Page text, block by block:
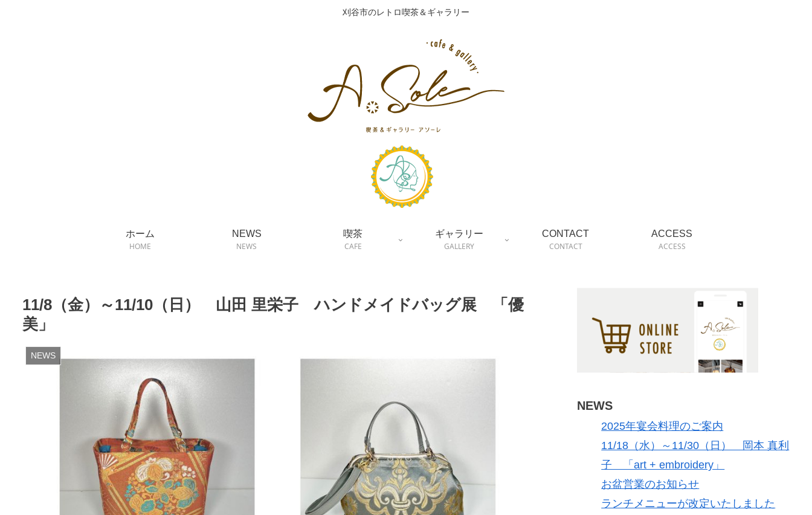
刈谷市のレトロ喫茶＆ギャラリー
ホーム
HOME
NEWS
NEWS
喫茶
CAFE
ギャラリー
GALLERY
CONTACT
CONTACT
ACCESS
ACCESS
11/8（金）～11/10（日） 山田 里栄子 ハンドメイドバッグ展 「優
美」
NEWS
NEWS
2025年宴会料理のご案内
11/18（水）～11/30（日） 岡本 真利
子 「art + embroidery」
お盆営業のお知らせ
ランチメニューが改定いたしました